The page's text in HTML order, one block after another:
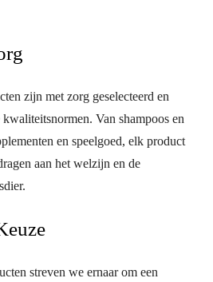
zijn met zorg geselecteerd en
Van shampoos en
en speelgoed, elk product
aan het welzijn en de
streven we ernaar om een